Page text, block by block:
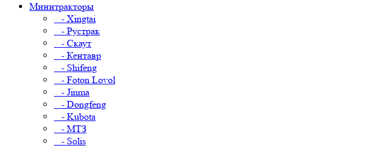
Минитракторы
- Xingtai
- Рустрак
- Скаут
- Кентавр
- Shifeng
- Foton Lovol
- Jinma
- Dongfeng
- Kubota
- МТЗ
- Solis